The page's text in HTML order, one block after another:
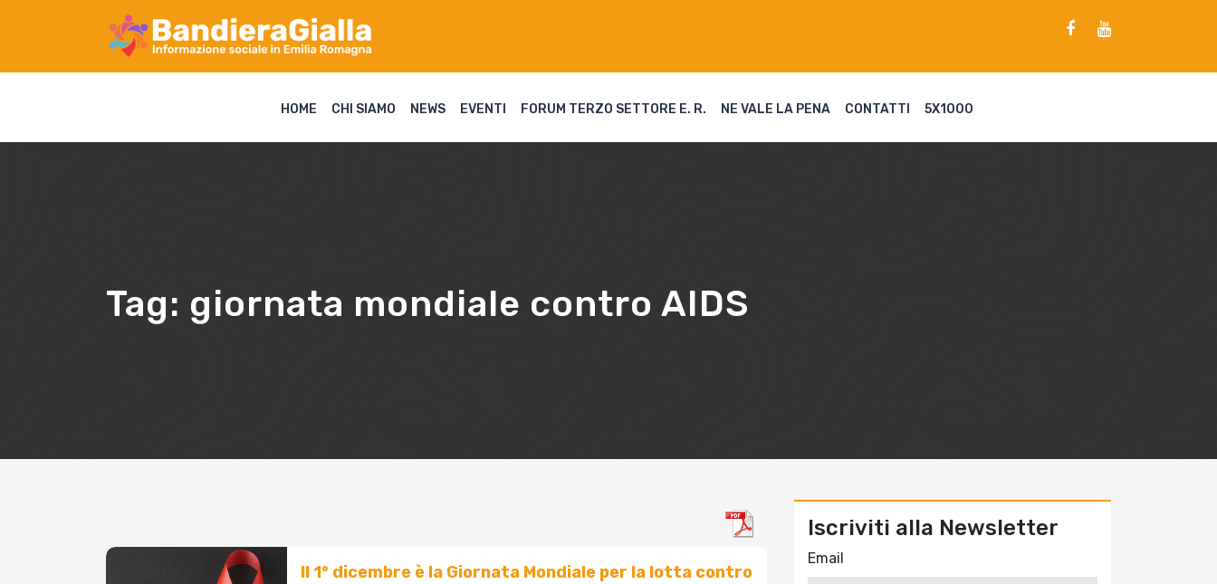
HOME CHI SIAMO NEWS EVENTI FORUM TERZO SETTORE E. R. NE VALE LA PENA CONTATTI 5X1000
Tag: giornata mondiale contro AIDS
Il 1° dicembre è la Giornata Mondiale per la lotta contro
Iscriviti alla Newsletter
Email